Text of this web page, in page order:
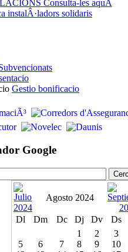
Consulta-les aquÃ­
instalÂ·ladors solidaris
Gestio bonificacio
Google
Agosto 2024
Dl Dm Dc Dj Dv Ds
1
2 3
5
6 7 8 9 10